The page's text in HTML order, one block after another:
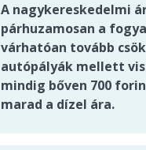
A nagykereskedelmi
párhuzamosan a
várhatóan tovább
autópályák mellett
mindig bőven 700
marad a dízel ára.